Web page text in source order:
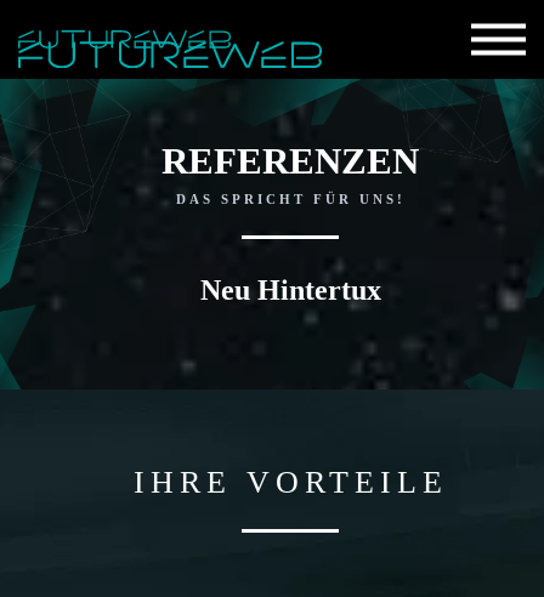
REFERENZEN
DAS SPRICHT FÜR UNS!
Neu Hintertux
IHRE VORTEILE